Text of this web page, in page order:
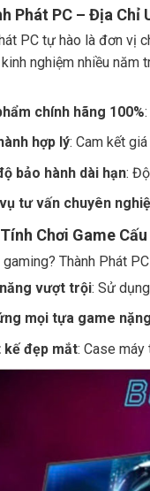
Phát PC – Địa Chỉ
PC tự hào là đơn vị
nghiệm nhiều năm
chính hãng 100%
hợp lý: Cam kết
bảo hành dài hạn:
tư vấn chuyên
Chơi Game
Thành Phát
vượt trội: Sử
mọi tựa game
kế đẹp mắt: Case